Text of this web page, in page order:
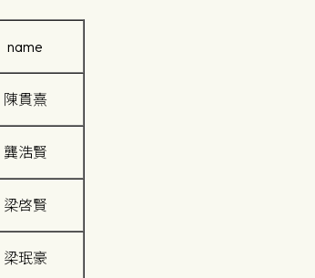
name
陳貫熹
龔浩賢
梁啓賢
梁珉豪